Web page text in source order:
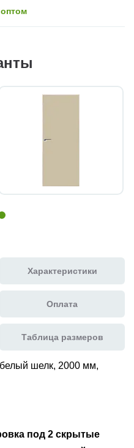
Характеристики
Оплата
Таблица размеров
шелк, 2000 мм,
под 2 скрытые